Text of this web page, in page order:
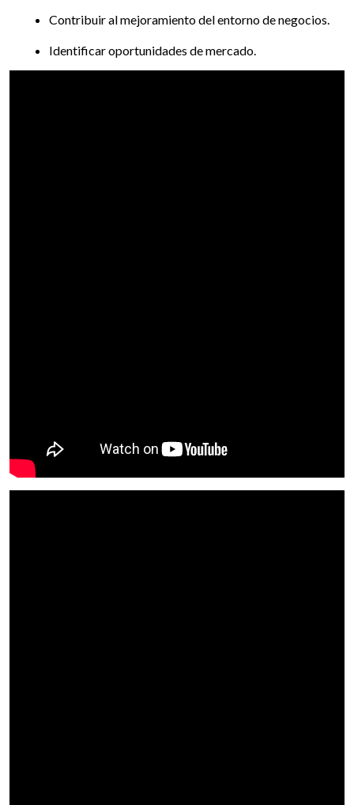
Contribuir al mejoramiento del entorno de negocios.
Identificar oportunidades de mercado.